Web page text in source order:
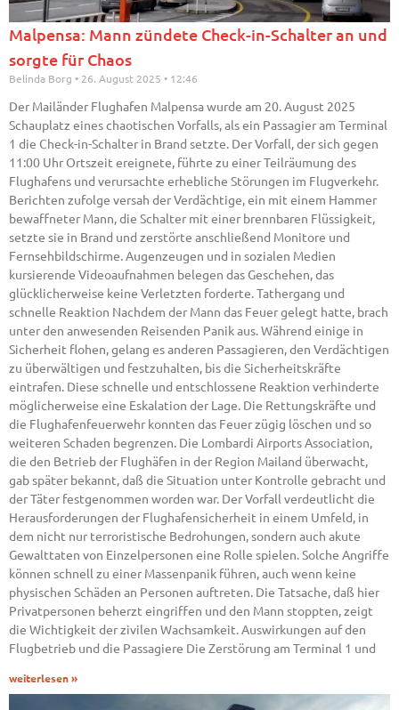
Malpensa: Mann zündete Check-in-Schalter an und
sorgte für Chaos
Belinda Borg 26. August 2025 12:46
Der Mailänder Flughafen Malpensa wurde am 20. August 2025
Schauplatz eines chaotischen Vorfalls, als ein Passagier am Terminal
1 die Check-in-Schalter in Brand setzte. Der Vorfall, der sich gegen
11:00 Uhr Ortszeit ereignete, führte zu einer Teilräumung des
Flughafens und verursachte erhebliche Störungen im Flugverkehr.
Berichten zufolge versah der Verdächtige, ein mit einem Hammer
bewaffneter Mann, die Schalter mit einer brennbaren Flüssigkeit,
setzte sie in Brand und zerstörte anschließend Monitore und
Fernsehbildschirme. Augenzeugen und in sozialen Medien
kursierende Videoaufnahmen belegen das Geschehen, das
glücklicherweise keine Verletzten forderte. Tathergang und
schnelle Reaktion Nachdem der Mann das Feuer gelegt hatte, brach
unter den anwesenden Reisenden Panik aus. Während einige in
Sicherheit flohen, gelang es anderen Passagieren, den Verdächtigen
zu überwältigen und festzuhalten, bis die Sicherheitskräfte
eintrafen. Diese schnelle und entschlossene Reaktion verhinderte
möglicherweise eine Eskalation der Lage. Die Rettungskräfte und
die Flughafenfeuerwehr konnten das Feuer zügig löschen und so
weiteren Schaden begrenzen. Die Lombardi Airports Association,
die den Betrieb der Flughäfen in der Region Mailand überwacht,
gab später bekannt, daß die Situation unter Kontrolle gebracht und
der Täter festgenommen worden war. Der Vorfall verdeutlicht die
Herausforderungen der Flughafensicherheit in einem Umfeld, in
dem nicht nur terroristische Bedrohungen, sondern auch akute
Gewalttaten von Einzelpersonen eine Rolle spielen. Solche Angriffe
können schnell zu einer Massenpanik führen, auch wenn keine
physischen Schäden an Personen auftreten. Die Tatsache, daß hier
Privatpersonen beherzt eingriffen und den Mann stoppten, zeigt
die Wichtigkeit der zivilen Wachsamkeit. Auswirkungen auf den
Flugbetrieb und die Passagiere Die Zerstörung am Terminal 1 und
weiterlesen »